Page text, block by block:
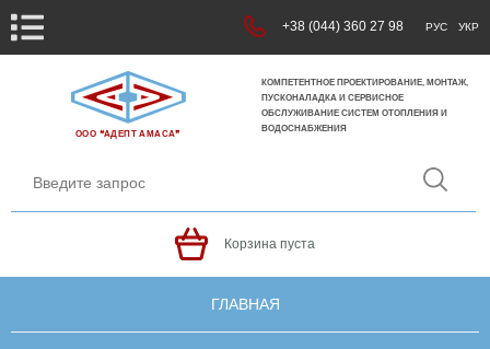
+38 (044) 360 27 98 РУС УКР
ООО ❝АДЕПТ АМАСА❞
КОМПЕТЕНТНОЕ ПРОЕКТИРОВАНИЕ, МОНТАЖ,
ПУСКОНАЛАДКА И СЕРВИСНОЕ
ОБСЛУЖИВАНИЕ СИСТЕМ ОТОПЛЕНИЯ И
ВОДОСНАБЖЕНИЯ
Корзина пуста
ГЛАВНАЯ